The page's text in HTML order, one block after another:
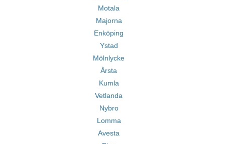
Motala
Majorna
Enköping
Ystad
Mölnlycke
Årsta
Kumla
Vetlanda
Nybro
Lomma
Avesta